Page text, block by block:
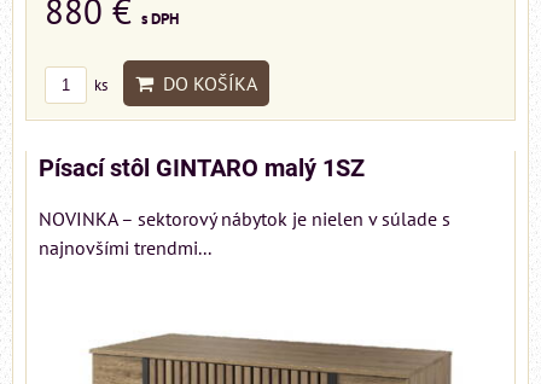
880 € s DPH
ks DO KOŠÍKA
Písací stôl GINTARO malý 1SZ
NOVINKA – sektorový nábytok je nielen v súlade s
najnovšími trendmi...